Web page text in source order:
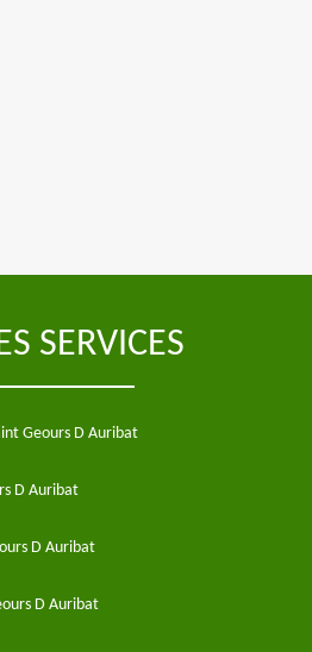
SERVICES
Geours D Auribat
D Auribat
D Auribat
D Auribat